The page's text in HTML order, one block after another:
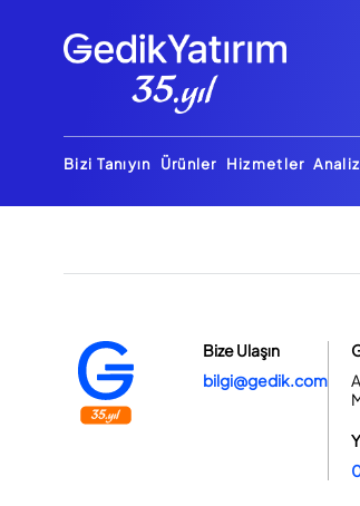
Bizi Tanıyın Ürünler Hizmetler Analiz
Bize Ulaşın
bilgi@gedik.com